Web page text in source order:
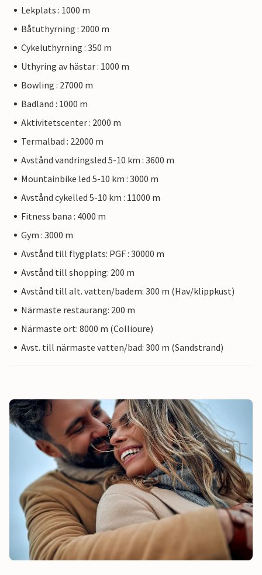
Lekplats : 1000 m
Båtuthyrning : 2000 m
Cykeluthyrning : 350 m
Uthyring av hästar : 1000 m
Bowling : 27000 m
Badland : 1000 m
Aktivitetscenter : 2000 m
Termalbad : 22000 m
Avstånd vandringsled 5-10 km : 3600 m
Mountainbike led 5-10 km : 3000 m
Avstånd cykelled 5-10 km : 11000 m
Fitness bana : 4000 m
Gym : 3000 m
Avstånd till flygplats: PGF : 30000 m
Avstånd till shopping: 200 m
Avstånd till alt. vatten/badem: 300 m (Hav/klippkust)
Närmaste restaurang: 200 m
Närmaste ort: 8000 m (Collioure)
Avst. till närmaste vatten/bad: 300 m (Sandstrand)